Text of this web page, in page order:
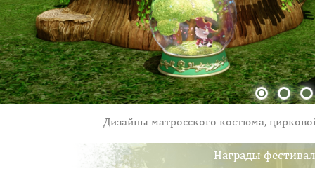
Дизайны матросского костюма,
Награды